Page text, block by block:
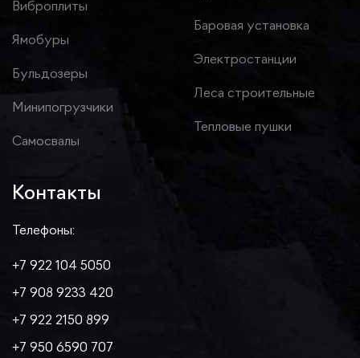
Виброплиты
Ямобуры
Бульдозеры
Минипогрузчики
Самосвалы
Баровая установка
Электростанции
Леса строительные
Тепловые пушки
Контакты
Телефоны:
+7 922 104 5050
+7 908 9233 420
+7 922 2150 899
+7 950 6590 707